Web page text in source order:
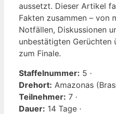
aussetzt. Dieser Artikel
Fakten zusammen – von
Notfällen, Diskussionen
unbestätigten Gerüchten
zum Finale.
Staffelnummer: 5 ·
Drehort: Amazonas
Teilnehmer: 7 ·
Dauer: 14 Tage ·